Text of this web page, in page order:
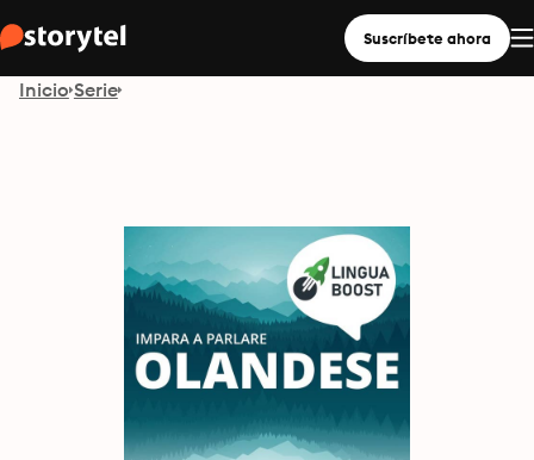
Suscríbete ahora
Inicio Serie